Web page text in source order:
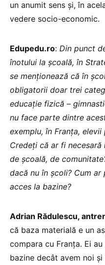
un anumit sens și, în
vedere socio-economic.
Edupedu.ro: Din punct
înotului la școală, în
se menționează că în
obligatorii doar trei
educație fizică –
nu face parte dintre
exemplu, în Franța,
Credeți că ar fi
de școală, de
dacă nu în școli? Cum
acces la bazine?
Adrian Rădulescu,
că baza materială e un
compara cu Franța. Ei
bazine decât avem noi